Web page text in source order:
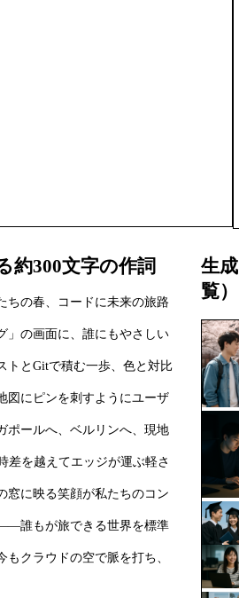
約300文字の作詞
ちの春、コードに未来の旅路
」の画面に、誰にもやさしい
トとGitで積む一歩、色と対比
図にピンを刺すようにユーザ
ポールへ、ベルリンへ、現地
差を越えてエッジが運ぶ軽さ
窓に映る笑顔が私たちのコン
誰もが旅できる世界を標準
クラウドの空で脈を打ち、
生
覧）